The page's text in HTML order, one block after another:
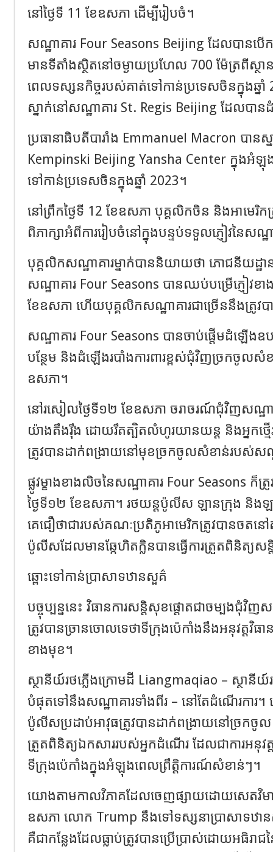
នៅថ្ងៃទី 11 ខែឧសភា ដើម្បីរៀបចំ។
សណ្ឋាគារ Four Seasons Beijing ដែលបានបើក
មានទីតាំងស្ថិតនៅចម្ងាយប្រហែល 700 ម៉ែត្រពីស្ថ
ពេលទស្សនកិច្ចរបស់គាត់ទៅកាន់ប្រទេសចិនក្នុងឆ្
ស្នាក់នៅសណ្ឋាគារ St. Regis Beijing ដែលបានដំ
ប្រធានាធិបតីបារាំង Emmanuel Macron បានស្
Kempinski Beijing Yansha Center ក្នុងអំ
ទៅកាន់ប្រទេសចិនក្នុងឆ្នាំ 2023។
នៅព្រឹកថ្ងៃទី 12 ខែឧសភា បុគ្គលិកចិន និងអាមេរិ
ពិភាក្សាអំពីការរៀបចំនៅក្នុងបន្ទប់ទទួលភ្ញៀវនៃសណ្
បុគ្គលិកសណ្ឋាគារម្នាក់បាននិយាយថា ភោជនីយដ្
សណ្ឋាគារ Four Seasons បានឈប់បម្រើភ្ញៀវខាង
ខែឧសភា ហើយបុគ្គលិកសណ្ឋាគារជាច្រើននឹងត្រូវប
សណ្ឋាគារ Four Seasons បានចាប់ផ្តើមដំឡើ
បន្ថែម និងដំឡើងរបាំងការពារខ្ពស់ជុំវិញច្រកចូលសំ
ឧសភា។
នៅរសៀលថ្ងៃទី១២ ខែឧសភា ចរាចរណ៍ជុំវិញសណ្ឋាគ
យ៉ាងតឹងរ៉ឹង ដោយរឹតត្បិតលំហូរយានយន្ត និងអ្នកថ្ម
ត្រូវបានដាក់ពង្រាយនៅមុខច្រកចូលសំខាន់របស់សណ្
ផ្លូវម្ខាងខាងលិចនៃសណ្ឋាគារ Four Seasons ក៏ត្
ថ្ងៃទី១២ ខែឧសភា។ រថយន្តប៉ូលីស ឡានក្រុង
គេជឿថាជារបស់គណៈប្រតិភូអាមេរិកត្រូវបានចតន
ប៉ូលីសដែលមានឆ្កែហិតក្លិនបានធ្វើការត្រួតពិនិត្យ
ឆ្ពោះទៅកាន់ប្រាសាទឋានសួគ៌
បច្ចុប្បន្ននេះ វិធានការសន្តិសុខផ្តោតជាចម្បងជុំវិញស
ត្រូវបានច្រានចោលទេថាទីក្រុងប៉េកាំងនឹងអនុវត្តវិធា
ខាងមុខ។
ស្ថានីយ៍រថភ្លើងក្រោមដី Liangmaqiao – ស្ថានី
បំផុតទៅនឹងសណ្ឋាគារទាំងពីរ – នៅតែដំណើរកា
ប៉ូលីសប្រដាប់អាវុធត្រូវបានដាក់ពង្រាយនៅច្រកចូល
ត្រួតពិនិត្យឯកសាររបស់អ្នកដំណើរ ដែលជាការអនុវត្
ទីក្រុងប៉េកាំងក្នុងអំឡុងពេលព្រឹត្តិការណ៍សំខាន់ៗ។
យោងតាមកាលវិភាគដែលចេញផ្សាយដោយសេតវិម
ឧសភា លោក Trump នឹងទៅទស្សនាប្រាសាទឋ
គឺជាកន្លែងដែលធ្លាប់ត្រូវបានប្រើប្រាស់ដោយអធិរា